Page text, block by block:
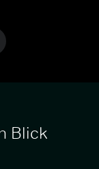
Blick